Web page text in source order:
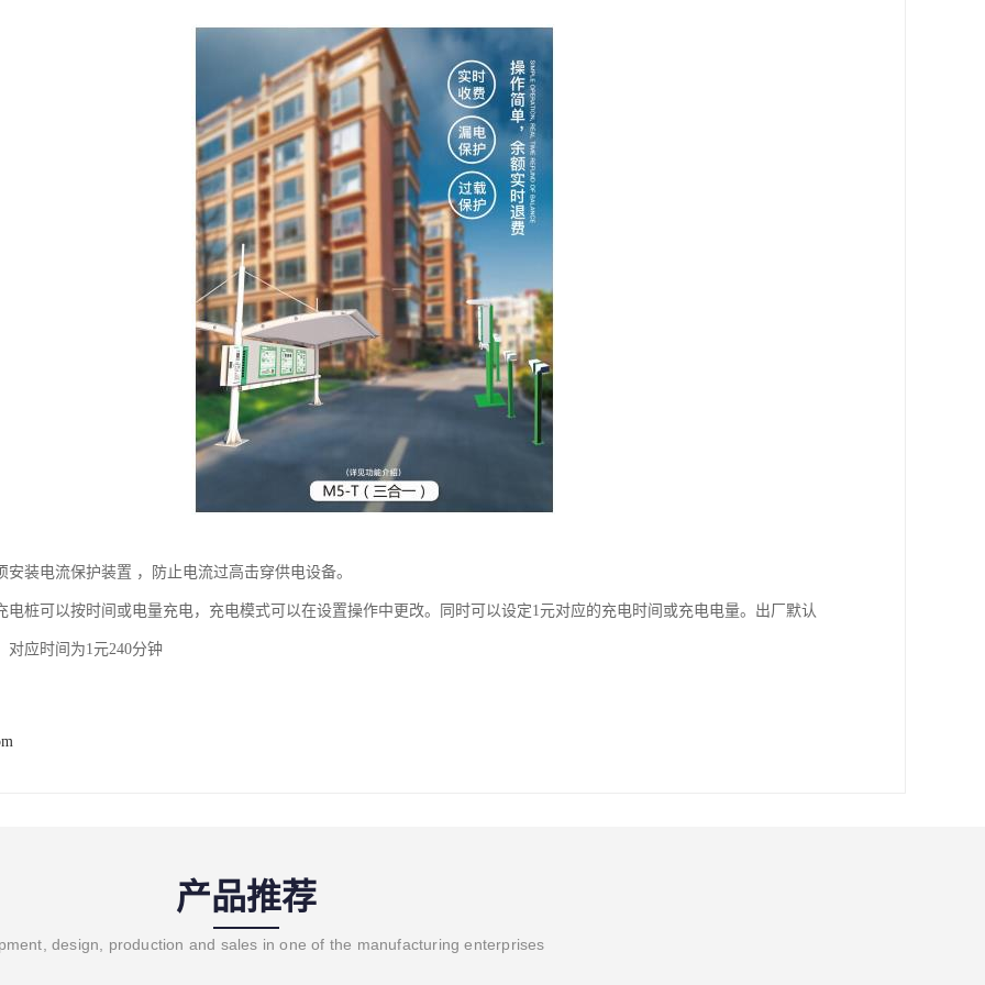
安装电流保护装置 ，防止电流过高击穿供电设备。
电桩可以按时间或电量充电，充电模式可以在设置操作中更改。同时可以设定1元对应的充电时间或充电电量。出厂默认
对应时间为1元240分钟
产品推荐
design, production and sales in one of the manufacturing enterprises